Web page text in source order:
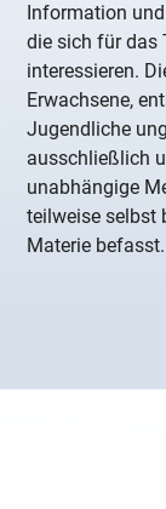
Information
die sich für das
interessieren.
Erwachsene,
Jugendliche
ausschließlich
unabhängige
teilweise selbst
Materie befasst.